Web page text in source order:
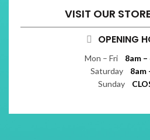
VISIT OUR
OPENING
Mon – Fri 8am –
Saturday 8am
Sunday